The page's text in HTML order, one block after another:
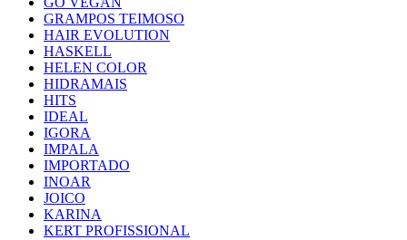
GRAMPOS TEIMOSO
HAIR EVOLUTION
HASKELL
HELEN COLOR
HIDRAMAIS
HITS
IDEAL
IGORA
IMPALA
IMPORTADO
INOAR
JOICO
KARINA
KERT PROFISSIONAL